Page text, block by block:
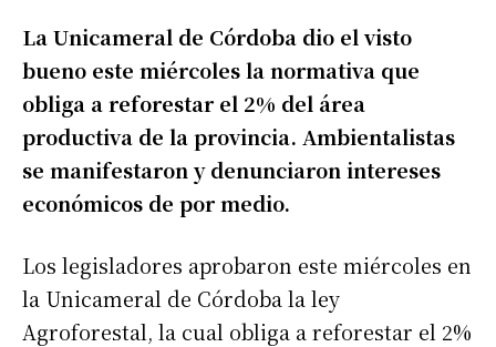
La Unicameral de Córdoba dio el visto
bueno este miércoles la normativa que
obliga a reforestar el 2% del área
productiva de la provincia. Ambientalistas
se manifestaron y denunciaron intereses
económicos de por medio.
Los legisladores aprobaron este miércoles en
la Unicameral de Córdoba la ley
Agroforestal, la cual obliga a reforestar el 2%